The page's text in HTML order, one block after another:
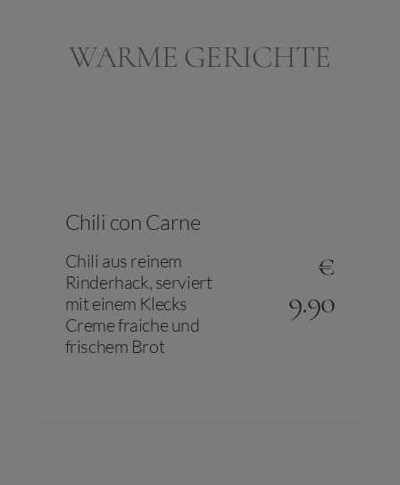
WARME GERICHTE
Chili con Carne
Chili aus reinem
Rinderhack, serviert
mit einem Klecks
Creme fraiche und
frischem Brot
€
9.90